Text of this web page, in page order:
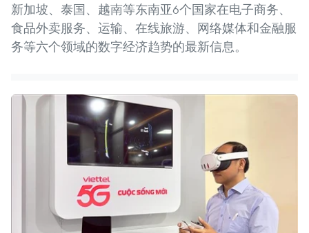
新加坡、泰国、越南等东南亚6个国家在电子商务、
食品外卖服务、运输、在线旅游、网络媒体和金融服
务等六个领域的数字经济趋势的最新信息。